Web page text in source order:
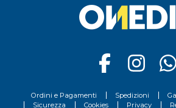
preventivo. È importante ricordare che nessuna
sostituire una corretta ventilazione degli ambienti. Il
la prevenzione devono sempre andare di pari passo.
mantenere la casa libera dalla muffa richiede alcune
Arieggiare regolarmente gli ambienti, ridurre la
indispensabile per chi vuole eliminare la muffa in
Utilizzati correttamente, non si limitano a migliorare
superfici, ma contribuiscono a rendere l’ambiente
chiave del successo sta nel rispettare i tempi di
da casa tua? Scopri la nostra gamma di prodotti
consulenza personalizzata.
Ordini e Pagamenti Spedizioni
Sicurezza
Cookies Privacy